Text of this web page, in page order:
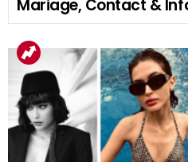
Mariage, Contact &